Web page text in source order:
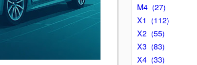
M4
27
X1
112
X2
55
X3
83
X4
33